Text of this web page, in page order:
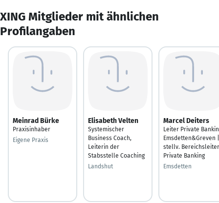
XING Mitglieder mit ähnlichen
Profilangaben
Meinrad Bürke
Praxisinhaber
Eigene Praxis
Elisabeth Velten
Systemischer
Business Coach,
Leiterin der
Stabsstelle Coaching
Landshut
Marcel Deiters
Leiter Private
Emsdetten&Greven |
stellv. Bereichsleiter
Private Banking
Emsdetten